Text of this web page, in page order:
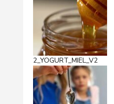
2_YOGURT_MIEL_V2